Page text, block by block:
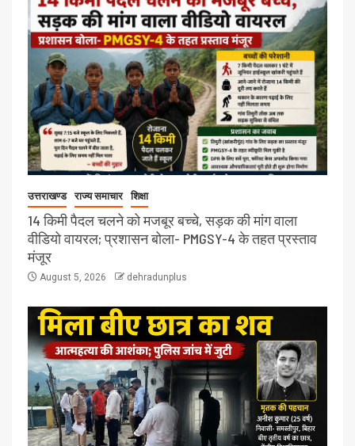
उत्तराखण्ड राज्य समाचार शिक्षा
14 किमी पैदल चलने को मजबूर बच्चे, सड़क की मांग वाला
वीडियो वायरल; प्रशासन बोला- PMGSY-4 के तहत प्रस्ताव
मंजूर
August 5, 2026 dehradunplus